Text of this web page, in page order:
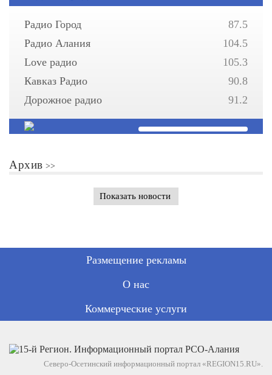
Радио Город
87.5
Радио Алания
104.5
Love радио
105.3
Кавказ Радио
90.8
Дорожное радио
91.2
Архив
Показать новости
Размещение рекламы
О нас
Коммерческие услуги
Северо-Осетинский информационный портал «REGION15.RU».